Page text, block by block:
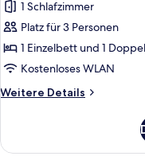
Superior-
Dreibettzimmer
anzeigen
1 Schlafzimmer
Platz für 3 Personen
1 Einzelbett und 1
Kostenloses WLAN
Weitere Details
Weitere
Dreibettzimmer